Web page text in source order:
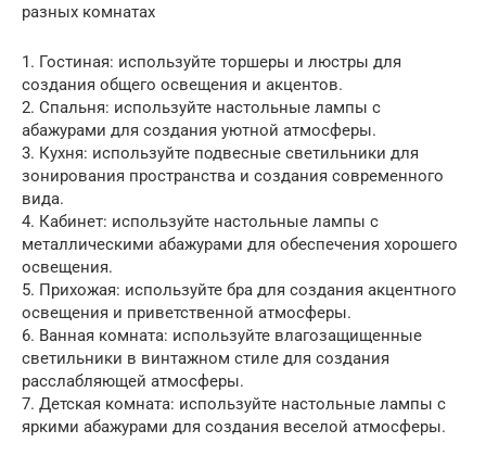
разных комнатах
1. Гостиная: используйте торшеры и люстры для
создания общего освещения и акцентов.
2. Спальня: используйте настольные лампы с
абажурами для создания уютной атмосферы.
3. Кухня: используйте подвесные светильники для
зонирования пространства и создания современного
вида.
4. Кабинет: используйте настольные лампы с
металлическими абажурами для обеспечения хорошего
освещения.
5. Прихожая: используйте бра для создания акцентного
освещения и приветственной атмосферы.
6. Ванная комната: используйте влагозащищенные
светильники в винтажном стиле для создания
расслабляющей атмосферы.
7. Детская комната: используйте настольные лампы с
яркими абажурами для создания веселой атмосферы.